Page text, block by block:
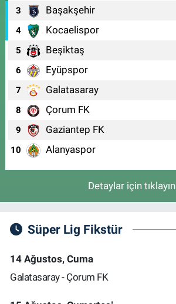
3 Başakşehir
4 Kocaelispor
5 Beşiktaş
6 Eyüpspor
7 Galatasaray
8 Çorum FK
9 Gaziantep FK
10 Alanyaspor
Detaylar için tıklayın
Süper Lig Fikstür
14 Ağustos, Cuma
Galatasaray - Çorum FK